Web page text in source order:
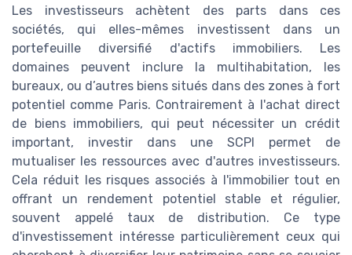
Les investisseurs achètent des parts dans ces
sociétés, qui elles-mêmes investissent dans un
portefeuille diversifié d'actifs immobiliers. Les
domaines peuvent inclure la multihabitation, les
bureaux, ou d’autres biens situés dans des zones à fort
potentiel comme Paris. Contrairement à l'achat direct
de biens immobiliers, qui peut nécessiter un crédit
important, investir dans une SCPI permet de
mutualiser les ressources avec d'autres investisseurs.
Cela réduit les risques associés à l'immobilier tout en
offrant un rendement potentiel stable et régulier,
souvent appelé taux de distribution. Ce type
d'investissement intéresse particulièrement ceux qui